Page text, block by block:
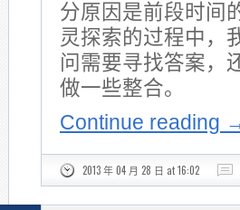
分原因是前段时间
灵探索的过程中，
问需要寻找答案，
做一些整合。
Continue reading
2013 年 04 月 28 日 at 16:02